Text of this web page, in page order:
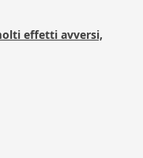
effetti avversi,